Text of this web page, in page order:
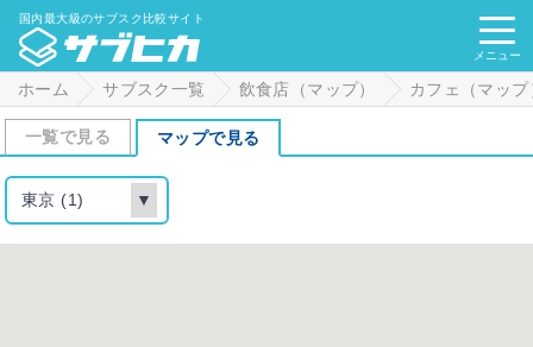
国内最大級のサブスク比較サイト
メニュー
ホーム サブスク一覧 飲食店（マップ） カフェ（マップ
一覧で見る マップで見る
東京 (1) ▼